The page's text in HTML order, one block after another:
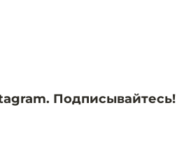
Подписывайтесь!